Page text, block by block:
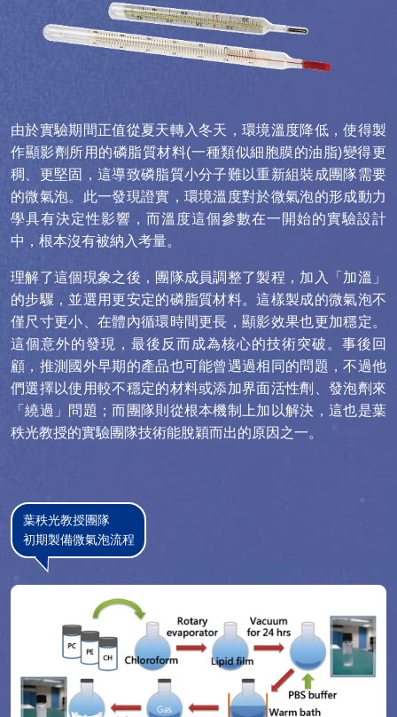
由於實驗期間正值從夏天轉入冬天，環境溫度降低，使得製
作顯影劑所用的磷脂質材料(一種類似細胞膜的油脂)變得更
稠、更堅固，這導致磷脂質小分子難以重新組裝成團隊需要
的微氣泡。此一發現證實，環境溫度對於微氣泡的形成動力
學具有決定性影響，而溫度這個參數在一開始的實驗設計
中，根本沒有被納入考量。
理解了這個現象之後，團隊成員調整了製程，加入「加溫」
的步驟，並選用更安定的磷脂質材料。這樣製成的微氣泡不
僅尺寸更小、在體內循環時間更長，顯影效果也更加穩定。
這個意外的發現，最後反而成為核心的技術突破。事後回
顧，推測國外早期的產品也可能曾遇過相同的問題，不過他
們選擇以使用較不穩定的材料或添加界面活性劑、發泡劑來
「繞過」問題；而團隊則從根本機制上加以解決，這也是葉
秩光教授的實驗團隊技術能脫穎而出的原因之一。
葉秩光教授團隊
初期製備微氣泡流程